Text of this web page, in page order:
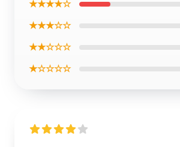
★★★★☆
★★★☆☆
★★☆☆☆
★☆☆☆☆